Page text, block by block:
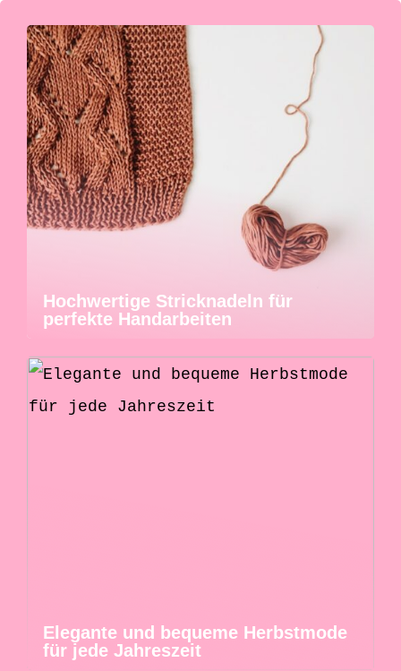
Hochwertige Stricknadeln für
perfekte Handarbeiten
Elegante und bequeme Herbstmode
für jede Jahreszeit